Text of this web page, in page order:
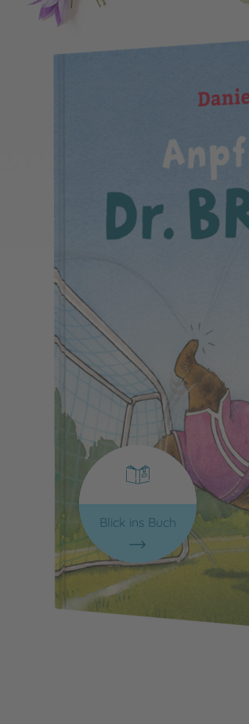
Blick ins Buch